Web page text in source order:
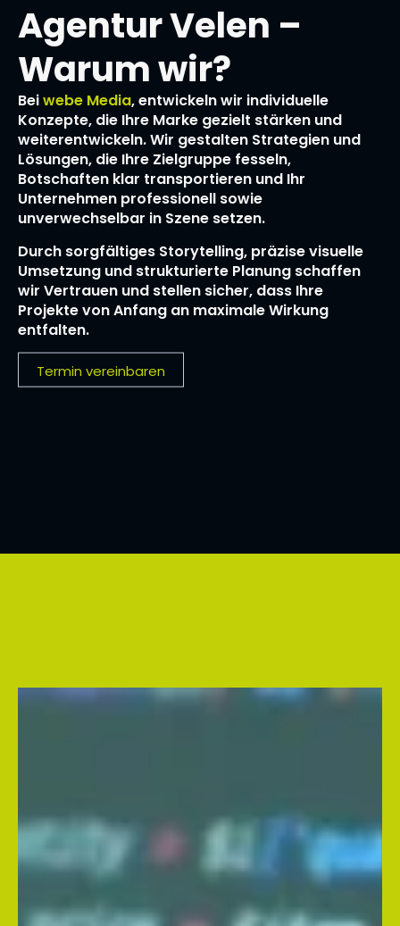
Agentur Velen –
Warum wir?
Beiwebe Media, entwickeln wir individuelle
Konzepte, die Ihre Marke gezielt stärken und
weiterentwickeln. Wir gestalten Strategien und
Lösungen, die Ihre Zielgruppe fesseln,
Botschaften klar transportieren und Ihr
Unternehmen professionell sowie
unverwechselbar in Szene setzen.
Durch sorgfältiges Storytelling, präzise visuelle
Umsetzung und strukturierte Planung schaffen
wir Vertrauen und stellen sicher, dass Ihre
Projekte von Anfang an maximale Wirkung
entfalten.
Termin vereinbaren